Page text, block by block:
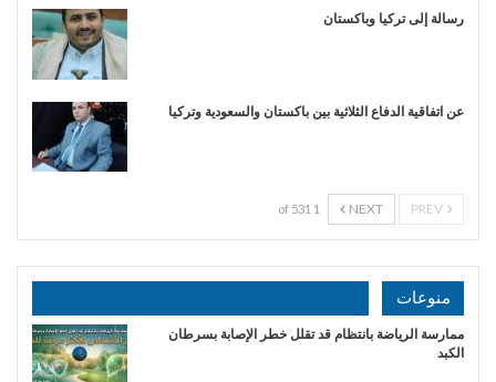
رسالة إلى تركيا وباكستان
عن اتفاقية الدفاع الثلاثية بين باكستان والسعودية وتركيا
NEXT
1 of 531
منوعات
ممارسة الرياضة بانتظام قد تقلل خطر الإصابة بسرطان
الكبد